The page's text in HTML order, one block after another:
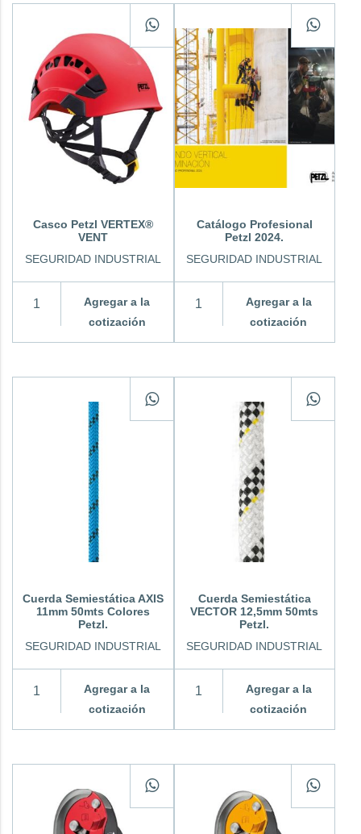
Casco Petzl VERTEX®
VENT
SEGURIDAD INDUSTRIAL
Agregar a la
cotización
Catálogo Profesional
Petzl 2024.
SEGURIDAD INDUSTRIAL
Agregar a la
cotización
Cuerda Semiestática AXIS
11mm 50mts Colores
Petzl.
SEGURIDAD INDUSTRIAL
Agregar a la
cotización
Cuerda Semiestática
VECTOR 12,5mm 50mts
Petzl.
SEGURIDAD INDUSTRIAL
Agregar a la
cotización